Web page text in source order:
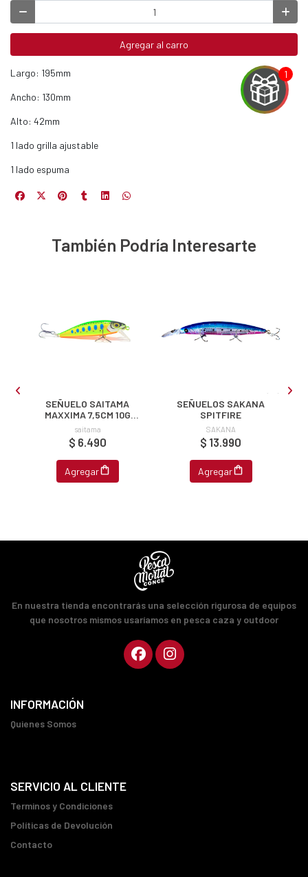
Agregar al carro
Largo: 195mm
Ancho: 130mm
Alto: 42mm
1 lado grilla ajustable
1 lado espuma
También Podría Interesarte
SEÑUELO SAITAMA
MAXXIMA 7,5CM 10G
SINKING
saitama
$ 6.490
Agregar
SEÑUELOS SAKANA
SPITFIRE
SAKANA
$ 13.990
Agregar
En nuestra tienda encontrarás una selección rigurosa de equipos
que nosotros mismos usaríamos en pesca caza y outdoor
INFORMACIÓN
Quienes Somos
SERVICIO AL CLIENTE
Terminos y Condiciones
Políticas de Devolución
Contacto